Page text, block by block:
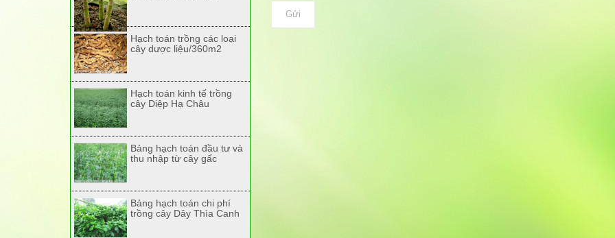
Hạch toán trồng các loại
cây dược liệu/360m2
Hạch toán kinh tế trồng
cây Diệp Hạ Châu
Bảng hạch toán đầu tư và
thu nhập từ cây gấc
Bảng hạch toán chi phí
trồng cây Dây Thìa Canh
Gửi